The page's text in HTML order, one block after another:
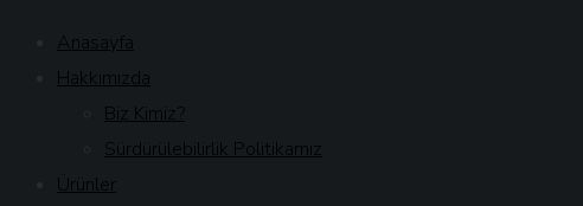
Anasayfa
Hakkımızda
Biz Kimiz?
Sürdürülebilirlik Politikamız
Ürünler